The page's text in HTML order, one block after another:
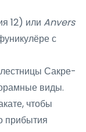
12) или Anvers
с
Сакре-
виды.
чтобы
прибытия